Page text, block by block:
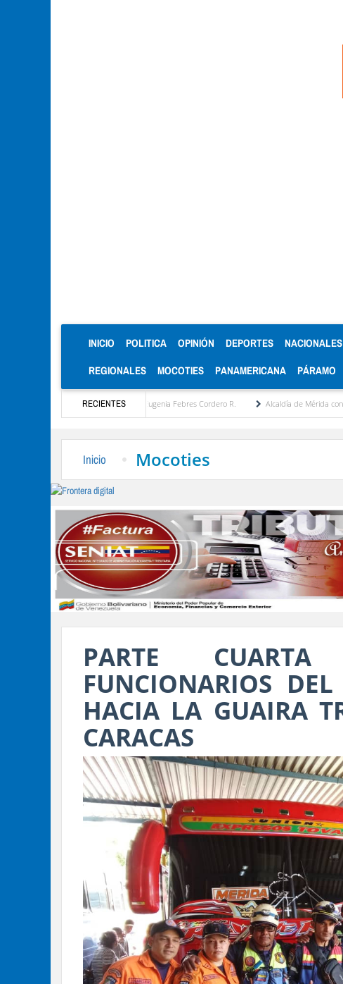
INICIO (CURRENT)
POLITICA OPINIÓN DEPORTES NACIONALES
REGIONALES MOCOTIES PANAMERICANA PÁRAMO
RECIENTES
estratégica por María Eugenia Febres Cordero R. Alcaldía de Mérida consolida
Inicio Mocoties
PARTE
FUNCIONARIOS
HACIA LA GUAIRA
CARACAS